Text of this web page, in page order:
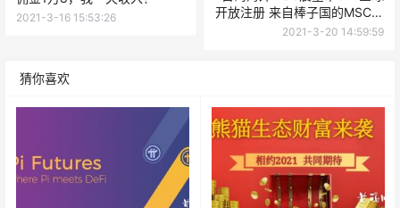
2021-3-16 15:53:26
开放注册 来自棒子国的MSC，
期待韩国社区把雷达机制继续
2021-3-20 14:59:59
猜你喜欢